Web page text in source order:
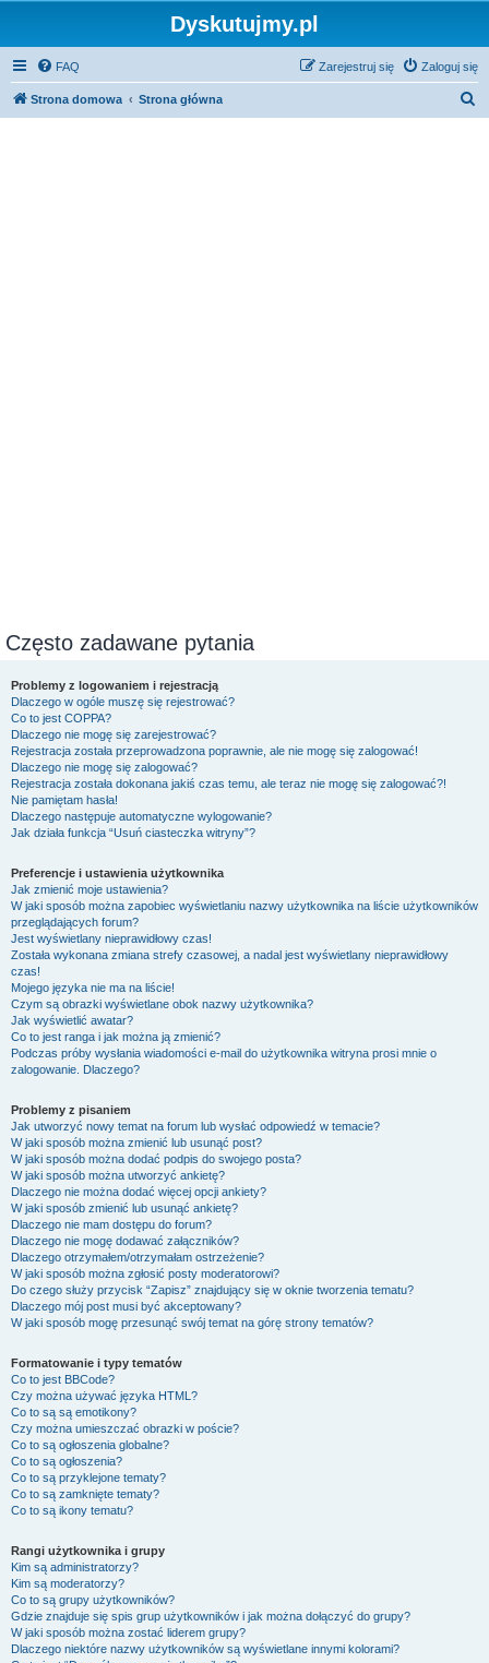
Dyskutujmy.pl
FAQ Zaloguj się
Zarejestruj się
Strona domowa Strona główna
Często zadawane pytania
Problemy z logowaniem i rejestracją
Dlaczego w ogóle muszę się rejestrować?
Co to jest COPPA?
Dlaczego nie mogę się zarejestrować?
Rejestracja została przeprowadzona poprawnie, ale nie mogę się zalogować!
Dlaczego nie mogę się zalogować?
Rejestracja została dokonana jakiś czas temu, ale teraz nie mogę się zalogować?!
Nie pamiętam hasła!
Dlaczego następuje automatyczne wylogowanie?
Jak działa funkcja “Usuń ciasteczka witryny”?
Preferencje i ustawienia użytkownika
Jak zmienić moje ustawienia?
W jaki sposób można zapobiec wyświetlaniu nazwy użytkownika na liście użytkowników
przeglądających forum?
Jest wyświetlany nieprawidłowy czas!
Została wykonana zmiana strefy czasowej, a nadal jest wyświetlany nieprawidłowy
czas!
Mojego języka nie ma na liście!
Czym są obrazki wyświetlane obok nazwy użytkownika?
Jak wyświetlić awatar?
Co to jest ranga i jak można ją zmienić?
Podczas próby wysłania wiadomości e-mail do użytkownika witryna prosi mnie o
zalogowanie. Dlaczego?
Problemy z pisaniem
Jak utworzyć nowy temat na forum lub wysłać odpowiedź w temacie?
W jaki sposób można zmienić lub usunąć post?
W jaki sposób można dodać podpis do swojego posta?
W jaki sposób można utworzyć ankietę?
Dlaczego nie można dodać więcej opcji ankiety?
W jaki sposób zmienić lub usunąć ankietę?
Dlaczego nie mam dostępu do forum?
Dlaczego nie mogę dodawać załączników?
Dlaczego otrzymałem/otrzymałam ostrzeżenie?
W jaki sposób można zgłosić posty moderatorowi?
Do czego służy przycisk “Zapisz” znajdujący się w oknie tworzenia tematu?
Dlaczego mój post musi być akceptowany?
W jaki sposób mogę przesunąć swój temat na górę strony tematów?
Formatowanie i typy tematów
Co to jest BBCode?
Czy można używać języka HTML?
Co to są są emotikony?
Czy można umieszczać obrazki w poście?
Co to są ogłoszenia globalne?
Co to są ogłoszenia?
Co to są przyklejone tematy?
Co to są zamknięte tematy?
Co to są ikony tematu?
Rangi użytkownika i grupy
Kim są administratorzy?
Kim są moderatorzy?
Co to są grupy użytkowników?
Gdzie znajduje się spis grup użytkowników i jak można dołączyć do grupy?
W jaki sposób można zostać liderem grupy?
Dlaczego niektóre nazwy użytkowników są wyświetlane innymi kolorami?